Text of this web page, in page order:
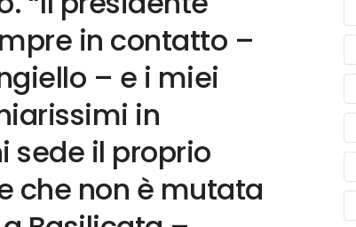
in contatto –
– e i miei
in
sede il proprio
che non è mutata